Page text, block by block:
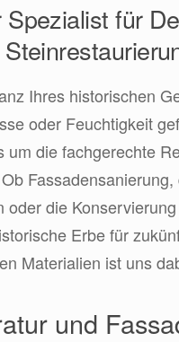
Spezialist für
Ihres historischen
oder Feuchtigkeit
um die fachgerechte
oder die
Erbe für
Materialien ist uns
und